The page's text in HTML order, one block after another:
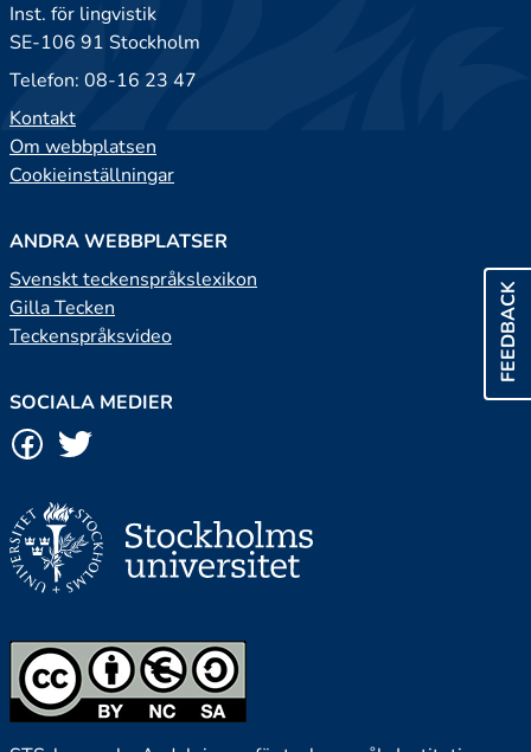
FEEDBACK
Inst. för lingvistik
SE-106 91 Stockholm
Telefon: 08-16 23 47
Kontakt
Om webbplatsen
Cookieinställningar
ANDRA WEBBPLATSER
Svenskt teckenspråkslexikon
Gilla Tecken
Teckenspråksvideo
SOCIALA MEDIER